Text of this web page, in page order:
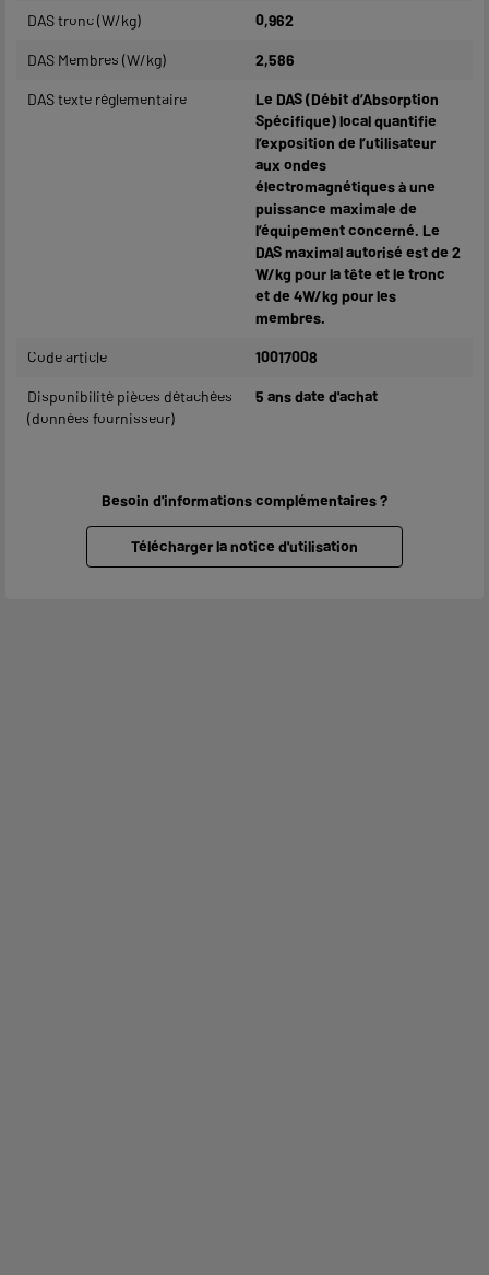
DAS tronc (W/kg) 0,962
DAS Membres (W/kg) 2,586
DAS texte réglementaire
Le DAS (Débit d’Absorption
Spécifique) local quantifie
l’exposition de l’utilisateur
aux ondes
électromagnétiques à une
puissance maximale de
l’équipement concerné. Le
DAS maximal autorisé est de 2
W/kg pour la tête et le tronc
et de 4W/kg pour les
membres.
Code article 10017008
Disponibilité pièces détachées
(données fournisseur)
5 ans date d'achat
Besoin d'informations complémentaires ?
Télécharger la notice d'utilisation